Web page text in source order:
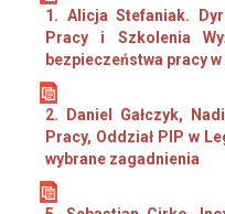
1. Alicja Stefaniak.
Pracy i Szkolenia
bezpieczeństwa pracy
2. Daniel Gałczyk,
Pracy, Oddział PIP w
wybrane zagadnienia